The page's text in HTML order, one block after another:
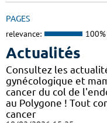
PAGES
relevance: 100%
Actualités
Consultez les
gynécologique et
cancer du col de
au Polygone ! Tout
cancer